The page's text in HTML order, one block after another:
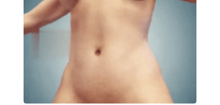
裡幾乎沒有臺灣史，一路 ...